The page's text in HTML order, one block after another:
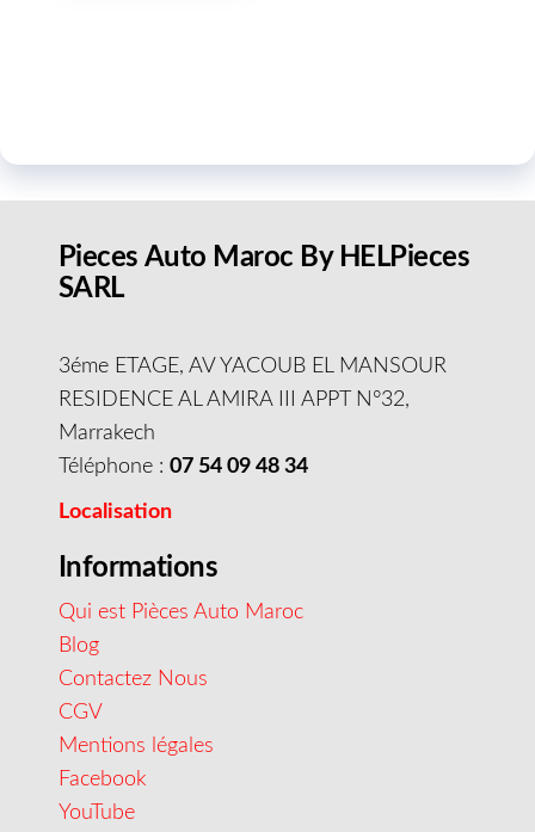
Pieces Auto Maroc By HELPieces
SARL
3éme ETAGE, AV YACOUB EL MANSOUR
RESIDENCE AL AMIRA III APPT N°32,
Marrakech
Téléphone : 07 54 09 48 34
Localisation
Informations
Qui est Pièces Auto Maroc
Blog
Contactez Nous
CGV
Mentions légales
Facebook
YouTube